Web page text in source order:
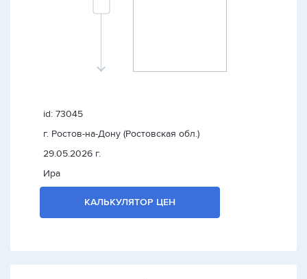
id: 73045
г. Ростов-на-Дону (Ростовская обл.)
29.05.2026 г.
Ира
КАЛЬКУЛЯТОР ЦЕН